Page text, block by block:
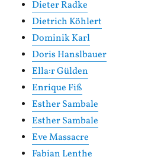
Dieter Radke
Dietrich Köhlert
Dominik Karl
Doris Hanslbauer
Ella:r Gülden
Enrique Fiß
Esther Sambale
Esther Sambale
Eve Massacre
Fabian Lenthe